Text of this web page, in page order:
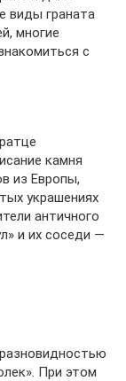
виды граната
многие
с
камня
из Европы,
украшениях
античного
и их соседи —
При этом